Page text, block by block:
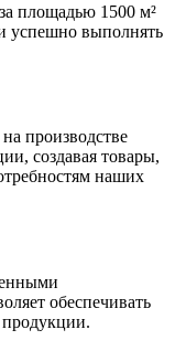
площадью 1500 м²
успешно выполнять
производстве
создавая товары,
наших
обеспечивать